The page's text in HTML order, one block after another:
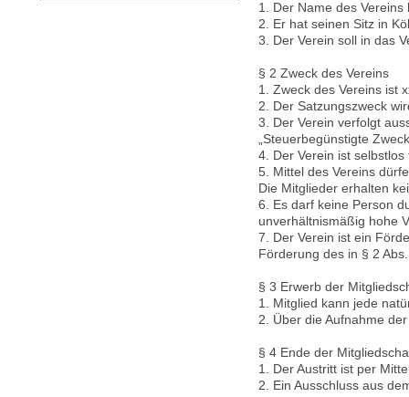
1. Der Name des Vereins
2. Er hat seinen Sitz in
3. Der Verein soll in das
§ 2 Zweck des Vereins
1. Zweck des Vereins ist
2. Der Satzungszweck
3. Der Verein verfolgt
„Steuerbegünstigte
4. Der Verein ist
5. Mittel des Vereins
Die Mitglieder erhalten
6. Es darf keine Person
unverhältnismäßig hohe
7. Der Verein ist ein
Förderung des in § 2
§ 3 Erwerb der
1. Mitglied kann jede
2. Über die Aufnahme
§ 4 Ende der
1. Der Austritt ist per
2. Ein Ausschluss aus